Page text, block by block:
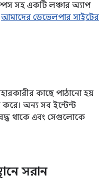
সহ একটি লঞ্চার অ্যাপ
আমাদের ডেভেলপার সাইটের
কাছে পাঠানো হয়
অন্য সব ইন্টেন্ট
থাকে এবং সেগুলোকে
সরান